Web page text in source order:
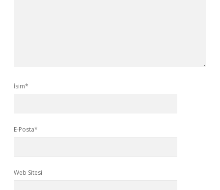
İsim*
E-Posta*
Web Sitesi